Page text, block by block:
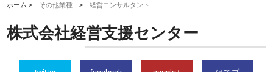
ホーム > その他業種 >経営コンサルタント
株式会社経営支援センター